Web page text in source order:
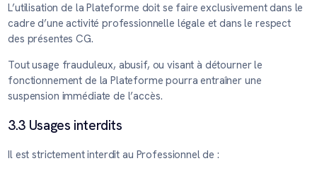
L’utilisation de la Plateforme doit se faire exclusivement dans le
cadre d’une activité professionnelle légale et dans le respect
des présentes CG.
Tout usage frauduleux, abusif, ou visant à détourner le
fonctionnement de la Plateforme pourra entraîner une
suspension immédiate de l’accès.
3.3 Usages interdits
Il est strictement interdit au Professionnel de :